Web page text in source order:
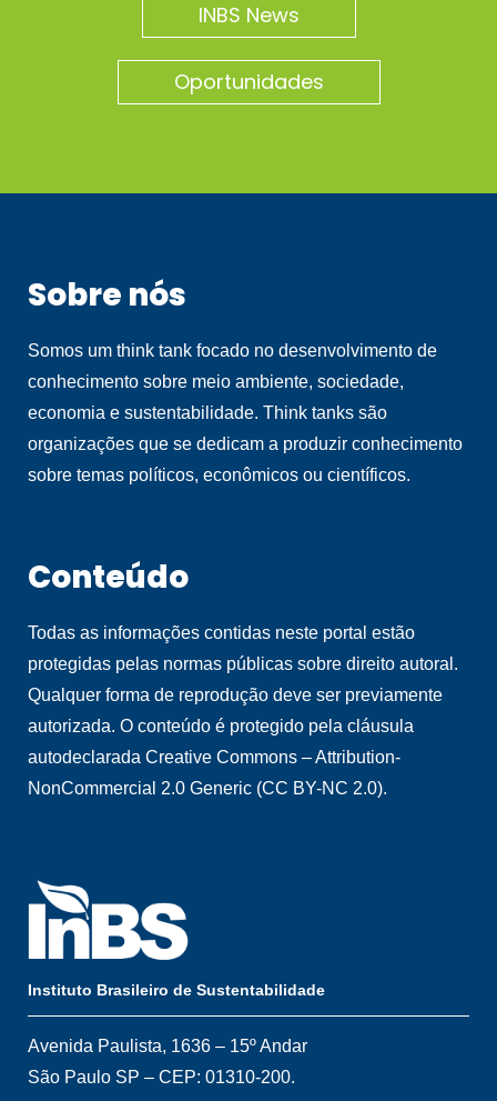
INBS News
Oportunidades
Sobre nós
Somos um think tank focado no desenvolvimento de
conhecimento sobre meio ambiente, sociedade,
economia e sustentabilidade. Think tanks são
organizações que se dedicam a produzir conhecimento
sobre temas políticos, econômicos ou científicos.
Conteúdo
Todas as informações contidas neste portal estão
protegidas pelas normas públicas sobre direito autoral.
Qualquer forma de reprodução deve ser previamente
autorizada. O conteúdo é protegido pela cláusula
autodeclarada Creative Commons – Attribution-
NonCommercial 2.0 Generic (CC BY-NC 2.0).
Instituto Brasileiro de Sustentabilidade
Avenida Paulista, 1636 – 15º Andar
São Paulo SP – CEP: 01310-200.